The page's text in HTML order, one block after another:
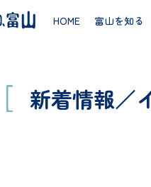
HOME 富山を知る
新着情報／